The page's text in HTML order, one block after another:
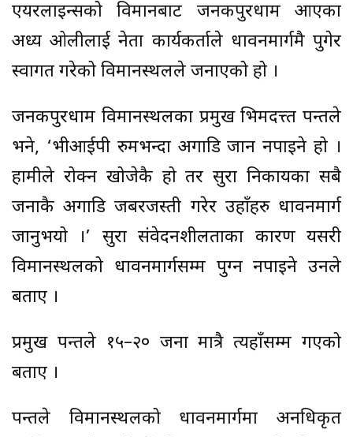
एयरलाइन्सको विमानबाट जनकपुरधाम आएका
अध्यक्ष ओलीलाई नेता कार्यकर्ताले धावनमार्गमै पुगेर
स्वागत गरेको विमानस्थलले जनाएको हो ।
जनकपुरधाम विमानस्थलका प्रमुख भिमदत्त्त पन्तले
भने, ‘भीआईपी रुमभन्दा अगाडि जान नपाइने हो ।
हामीले रोक्न खोजेकै हो तर सुरक्षा निकायका सबै
जनाकै अगाडि जबरजस्ती गरेर उहाँहरु धावनमार्ग
जानुभयो ।’ सुरक्षा संवेदनशीलताका कारण यसरी
विमानस्थलको धावनमार्गसम्म पुग्न नपाइने उनले
बताए ।
प्रमुख पन्तले १५–२० जना मात्रै त्यहाँसम्म गएको
बताए ।
पन्तले विमानस्थलको धावनमार्गमा अनधिकृत